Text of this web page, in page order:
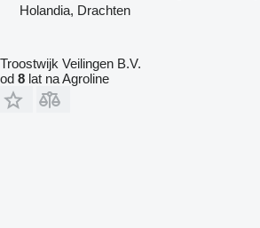
Holandia, Drachten
Troostwijk Veilingen B.V.
od 8 lat na Agroline